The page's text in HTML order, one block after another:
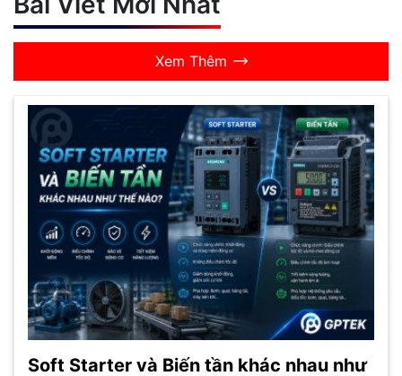
Xem Thêm
Soft Starter và Biến tần khác nhau như